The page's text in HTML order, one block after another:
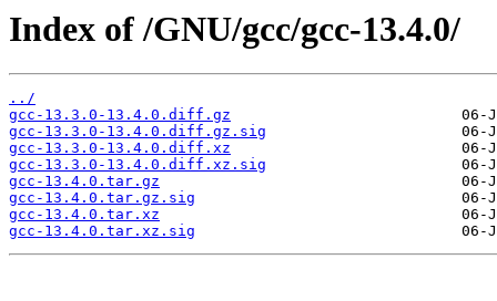
Index of /GNU/gcc/gcc-13.4.0/
../
gcc-13.3.0-13.4.0.diff.gz
gcc-13.3.0-13.4.0.diff.gz.sig
gcc-13.3.0-13.4.0.diff.xz
gcc-13.3.0-13.4.0.diff.xz.sig
gcc-13.4.0.tar.gz
gcc-13.4.0.tar.gz.sig
gcc-13.4.0.tar.xz
gcc-13.4.0.tar.xz.sig